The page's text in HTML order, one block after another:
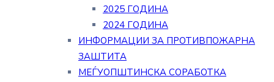
2025 ГОДИНА
2024 ГОДИНА
ИНФОРМАЦИИ ЗА ПРОТИВПОЖАРНА
ЗАШТИТА
МЕЃУОПШТИНСКА СОРАБОТКА